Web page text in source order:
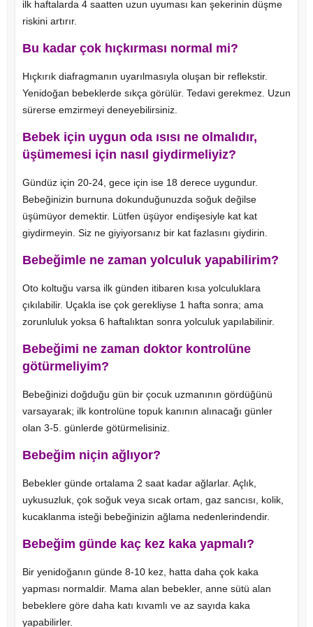
ilk haftalarda 4 saatten uzun uyuması kan şekerinin düşme
riskini artırır.
Bu kadar çok hıçkırması normal mi?
Hıçkırık diafragmanın uyarılmasıyla oluşan bir reflekstir.
Yenidoğan bebeklerde sıkça görülür. Tedavi gerekmez. Uzun
sürerse emzirmeyi deneyebilirsiniz.
Bebek için uygun oda ısısı ne olmalıdır,
üşümemesi için nasıl giydirmeliyiz?
Gündüz için 20-24, gece için ise 18 derece uygundur.
Bebeğinizin burnuna dokunduğunuzda soğuk değilse
üşümüyor demektir. Lütfen üşüyor endişesiyle kat kat
giydirmeyin. Siz ne giyiyorsanız bir kat fazlasını giydirin.
Bebeğimle ne zaman yolculuk yapabilirim?
Oto koltuğu varsa ilk günden itibaren kısa yolculuklara
çıkılabilir. Uçakla ise çok gerekliyse 1 hafta sonra; ama
zorunluluk yoksa 6 haftalıktan sonra yolculuk yapılabilinir.
Bebeğimi ne zaman doktor kontrolüne
götürmeliyim?
Bebeğinizi doğduğu gün bir çocuk uzmanının gördüğünü
varsayarak; ilk kontrolüne topuk kanının alınacağı günler
olan 3-5. günlerde götürmelisiniz.
Bebeğim niçin ağlıyor?
Bebekler günde ortalama 2 saat kadar ağlarlar. Açlık,
uykusuzluk, çok soğuk veya sıcak ortam, gaz sancısı, kolik,
kucaklanma isteği bebeğinizin ağlama nedenlerindendir.
Bebeğim günde kaç kez kaka yapmalı?
Bir yenidoğanın günde 8-10 kez, hatta daha çok kaka
yapması normaldir. Mama alan bebekler, anne sütü alan
bebeklere göre daha katı kıvamlı ve az sayıda kaka
yapabilirler.